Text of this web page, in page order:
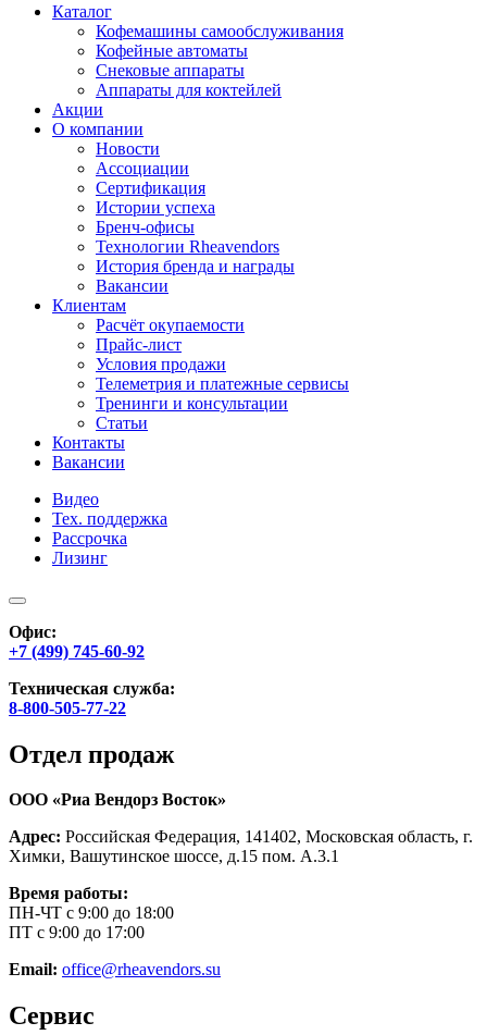
Каталог
Кофемашины самообслуживания
Кофейные автоматы
Снековые аппараты
Аппараты для коктейлей
Акции
О компании
Новости
Ассоциации
Сертификация
Истории успеха
Бренч-офисы
Технологии Rheavendors
История бренда и награды
Вакансии
Клиентам
Расчёт окупаемости
Прайс-лист
Условия продажи
Телеметрия и платежные сервисы
Тренинги и консультации
Статьи
Контакты
Вакансии
Видео
Тех. поддержка
Рассрочка
Лизинг
Офис:
+7 (499) 745-60-92
Техническая служба:
8-800-505-77-22
Отдел продаж
ООО «Риа Вендорз Восток»
Адрес: Российская Федерация, 141402, Московская область, г.
Химки, Вашутинское шоссе, д.15 пом. А.3.1
Время работы:
ПН-ЧТ с 9:00 до 18:00
ПТ с 9:00 до 17:00
Email: office@rheavendors.su
Сервис